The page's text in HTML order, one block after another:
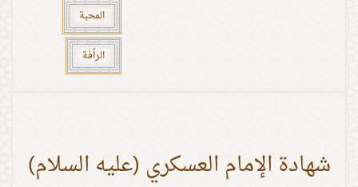
المحبة
الرأفة
شهادة الإمام العسكري (عليه السلام)